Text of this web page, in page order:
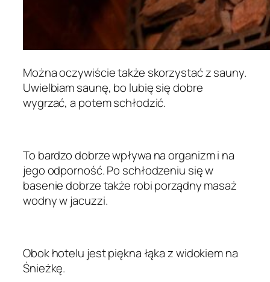
Można oczywiście także skorzystać z sauny.
Uwielbiam saunę, bo lubię się dobre
wygrzać, a potem schłodzić.
To bardzo dobrze wpływa na organizm i na
jego odporność. Po schłodzeniu się w
basenie dobrze także robi porządny masaż
wodny w jacuzzi.
Obok hotelu jest piękna łąka z widokiem na
Śnieżkę.